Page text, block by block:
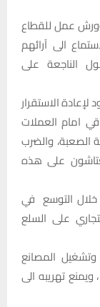
وورش عمل للقطاع
الى آرائهم
الناجعة على
الاستقرار
امام العملات
الصعبة، والضرب
على هذه
خلال التوسع في
على السلع
المصانع
ويمنع تهريبه الى